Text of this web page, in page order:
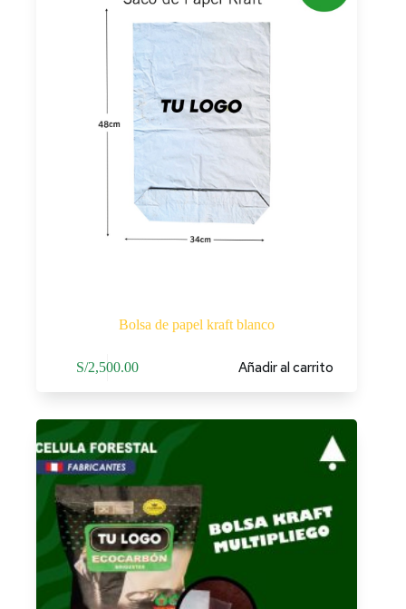
Bolsa de papel kraft blanco
S/2,500.00 Añadir al carrito